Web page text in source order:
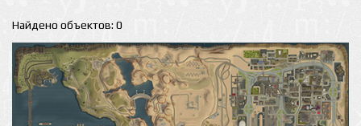
Найдено объектов: 0